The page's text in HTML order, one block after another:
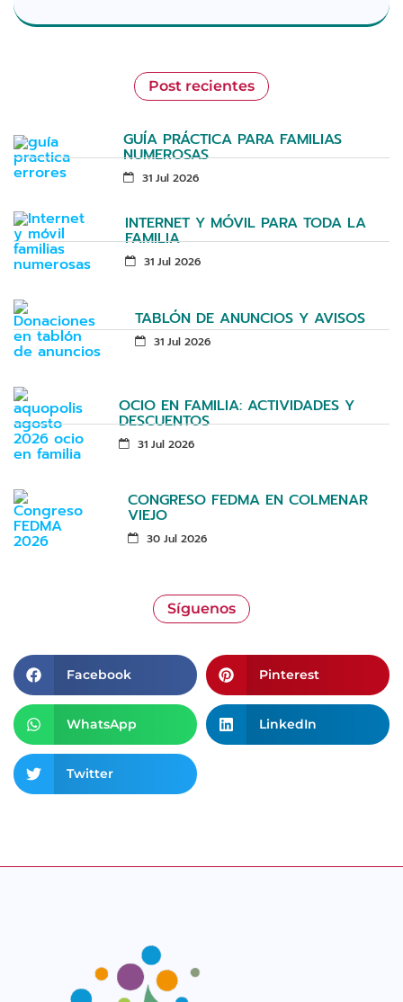
Post recientes
GUÍA PRÁCTICA PARA FAMILIAS
NUMEROSAS
31 Jul 2026
INTERNET Y MÓVIL PARA TODA LA
FAMILIA
31 Jul 2026
TABLÓN DE ANUNCIOS Y AVISOS
31 Jul 2026
OCIO EN FAMILIA: ACTIVIDADES Y
DESCUENTOS
31 Jul 2026
CONGRESO FEDMA EN COLMENAR
VIEJO
30 Jul 2026
Síguenos
Facebook Pinterest
WhatsApp LinkedIn
Twitter